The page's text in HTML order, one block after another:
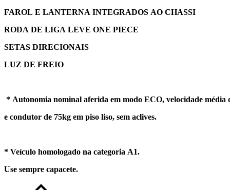
FAROL E LANTERNA INTEGRADOS AO CHASSI
RODA DE LIGA LEVE ONE PIECE
SETAS DIRECIONAIS
LUZ DE FREIO
* Autonomia nominal aferida em modo ECO, velocidade média
e condutor de 75kg em piso liso, sem aclives.
* Veículo homologado na categoria A1.
Use sempre capacete.